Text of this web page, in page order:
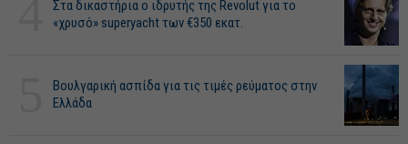
Στα δικαστήρια ο ιδρυτής της Revolut για το
«χρυσό» superyacht των €350 εκατ.
Βουλγαρική ασπίδα για τις τιμές ρεύματος στην
Ελλάδα